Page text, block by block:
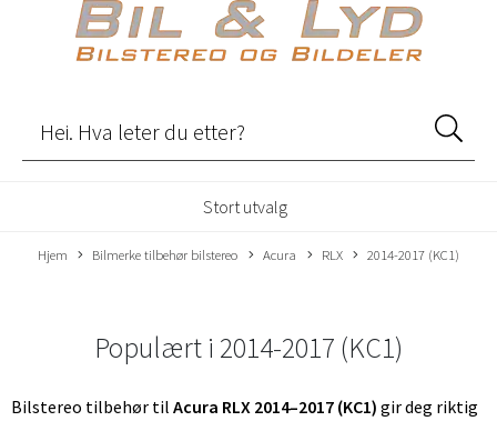
Stort utvalg
Hjem Bilmerke tilbehør bilstereo Acura RLX 2014-2017 (KC1)
Populært i 2014-2017 (KC1)
Bilstereo tilbehør til Acura RLX 2014–2017 (KC1) gir deg riktig